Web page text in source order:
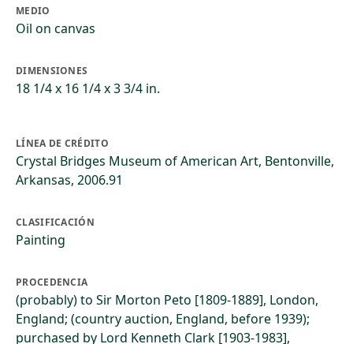
MEDIO
Oil on canvas
DIMENSIONES
18 1/4 x 16 1/4 x 3 3/4 in.
LÍNEA DE CRÉDITO
Crystal Bridges Museum of American Art, Bentonville,
Arkansas, 2006.91
CLASIFICACIÓN
Painting
PROCEDENCIA
(probably) to Sir Morton Peto [1809-1889], London,
England; (country auction, England, before 1939);
purchased by Lord Kenneth Clark [1903-1983],